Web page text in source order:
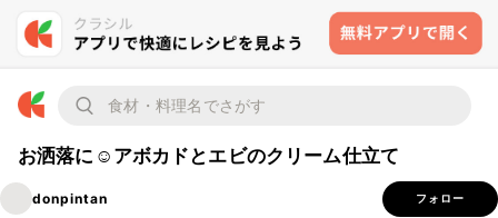
お洒落に☺アボカドとエビのクリーム仕立て
donpintan フォロー